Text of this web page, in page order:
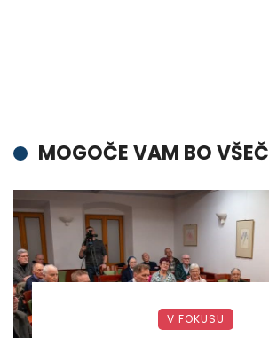
MOGOČE VAM BO VŠEČ
V FOKUSU